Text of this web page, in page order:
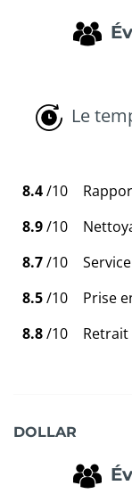
Le
8.4/10
8.9/10
8.7/10
8.5/10
Prise
8.8/10
DOLLAR